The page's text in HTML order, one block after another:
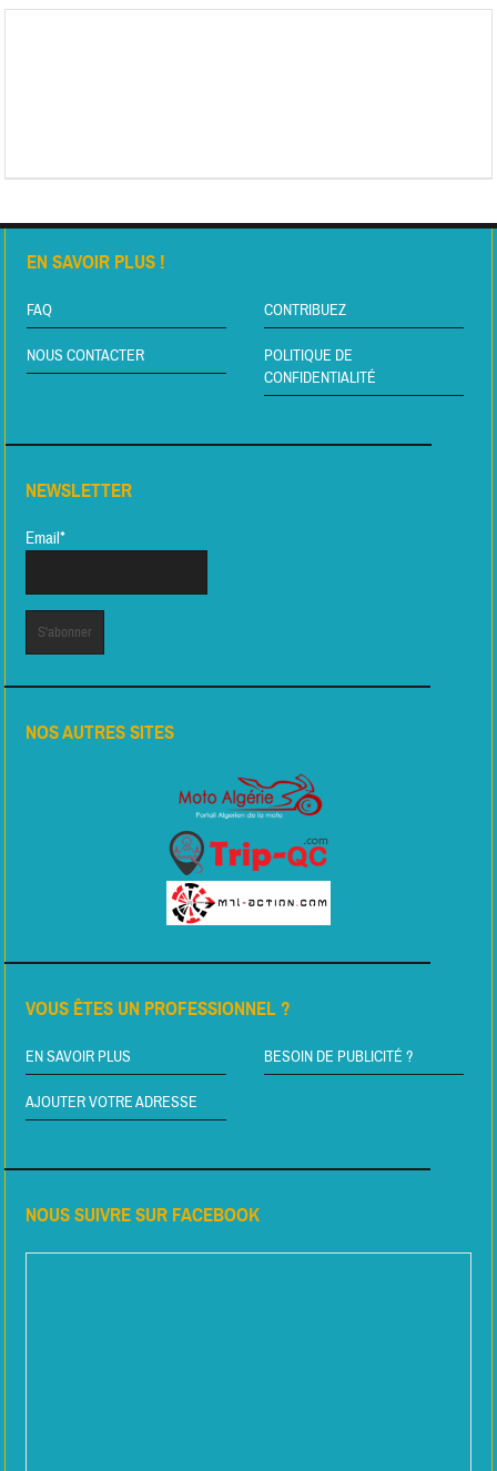
EN SAVOIR PLUS !
FAQ CONTRIBUEZ
NOUS CONTACTER
POLITIQUE DE
CONFIDENTIALITÉ
NEWSLETTER
Email*
NOS AUTRES SITES
VOUS ÊTES UN PROFESSIONNEL ?
EN SAVOIR PLUS BESOIN DE PUBLICITÉ ?
AJOUTER VOTRE ADRESSE
NOUS SUIVRE SUR FACEBOOK